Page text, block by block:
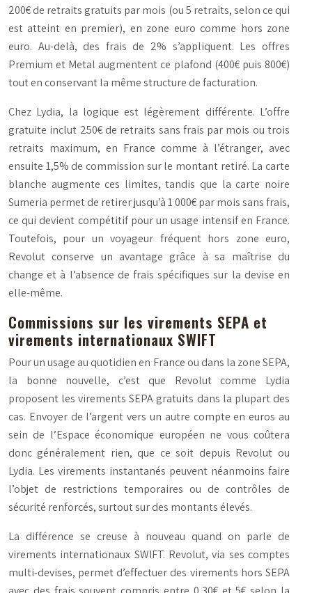
200€ de retraits gratuits par mois (ou 5 retraits, selon ce qui
est atteint en premier), en zone euro comme hors zone
euro. Au-delà, des frais de 2% s’appliquent. Les offres
Premium et Metal augmentent ce plafond (400€ puis 800€)
tout en conservant la même structure de facturation.
Chez Lydia, la logique est légèrement différente. L’offre
gratuite inclut 250€ de retraits sans frais par mois ou trois
retraits maximum, en France comme à l’étranger, avec
ensuite 1,5% de commission sur le montant retiré. La carte
blanche augmente ces limites, tandis que la carte noire
Sumeria permet de retirer jusqu’à 1 000€ par mois sans frais,
ce qui devient compétitif pour un usage intensif en France.
Toutefois, pour un voyageur fréquent hors zone euro,
Revolut conserve un avantage grâce à sa maîtrise du
change et à l’absence de frais spécifiques sur la devise en
elle-même.
Commissions sur les virements SEPA et
virements internationaux SWIFT
Pour un usage au quotidien en France ou dans la zone SEPA,
la bonne nouvelle, c’est que Revolut comme Lydia
proposent les virements SEPA gratuits dans la plupart des
cas. Envoyer de l’argent vers un autre compte en euros au
sein de l’Espace économique européen ne vous coûtera
donc généralement rien, que ce soit depuis Revolut ou
Lydia. Les virements instantanés peuvent néanmoins faire
l’objet de restrictions temporaires ou de contrôles de
sécurité renforcés, surtout sur des montants élevés.
La différence se creuse à nouveau quand on parle de
virements internationaux SWIFT. Revolut, via ses comptes
multi-devises, permet d’effectuer des virements hors SEPA